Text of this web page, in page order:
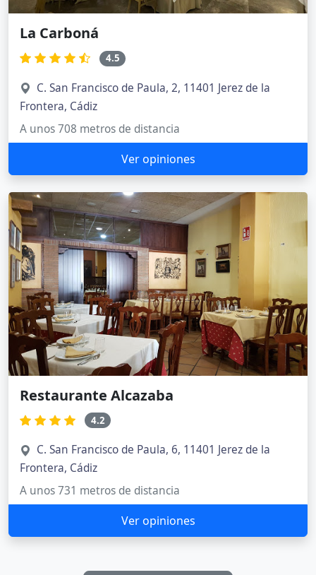
La Carboná
4.5
C. San Francisco de Paula, 2, 11401 Jerez de la
Frontera, Cádiz
A unos 708 metros de distancia
Ver opiniones
Restaurante Alcazaba
4.2
C. San Francisco de Paula, 6, 11401 Jerez de la
Frontera, Cádiz
A unos 731 metros de distancia
Ver opiniones